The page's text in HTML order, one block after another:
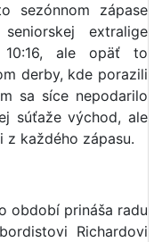
sezónnom zápase
extralige
ale opäť to
derby, kde porazili
sa síce nepodarilo
súťaže východ, ale
z každého zápasu.
období prináša radu
Richardovi